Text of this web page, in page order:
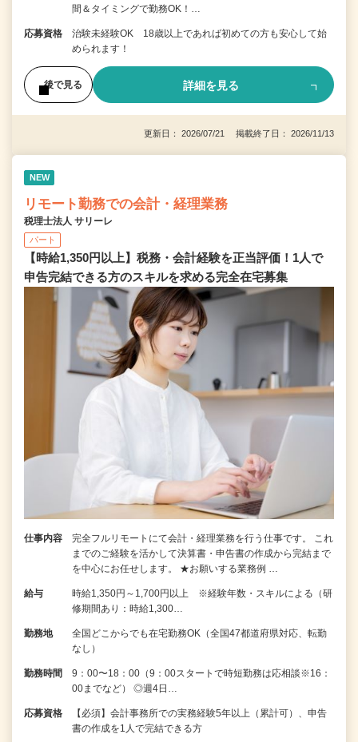
間＆タイミングで勤務OK！…
応募資格
治験未経験OK 18歳以上であれば初めての方も安心して始
められます！
後で見る 詳細を見る
更新日： 2026/07/21 掲載終了日： 2026/11/13
NEW
リモート勤務での会計・経理業務
税理士法人 サリーレ
パート
【時給1,350円以上】税務・会計経験を正当評価！1⼈で
申告完結できる⽅のスキルを求める完全在宅募集
仕事内容
完全フルリモートにて会計・経理業務を行う仕事です。 これ
までのご経験を活かして決算書・申告書の作成から完結まで
を中⼼にお任せします。 ★お願いする業務例 …
給与
時給1,350円～1,700円以上 ※経験年数・スキルによる（研
修期間あり：時給1,300…
勤務地
全国どこからでも在宅勤務OK（全国47都道府県対応、転勤
なし）
勤務時間
9：00〜18：00（9：00スタートで時短勤務は応相談※16：
00までなど） ◎週4日…
応募資格
【必須】会計事務所での実務経験5年以上（累計可）、申告
書の作成を1人で完結できる方